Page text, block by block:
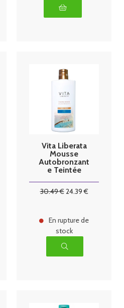
Vita Liberata
Mousse
Autobronzant
e Teintée
30.49€24.39€
En rupture de
stock